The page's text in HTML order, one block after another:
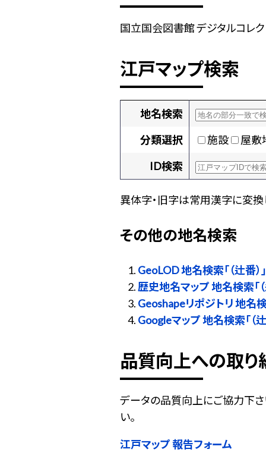
国立国会図書館 デジタルコレク
江戸マップ検索
地名検索
分類選択
施設
屋敷
ID検索
異体字・旧字は常用漢字に変
その他の地名検索
GeoLOD 地名検索「（辻番）」
歴史地名マップ 地名検索「（
Geoshapeリポジトリ 地名検
Googleマップ 地名検索「（辻
品質向上への取り
データの品質向上にご協力下
い。
江戸マップ 報告フォーム